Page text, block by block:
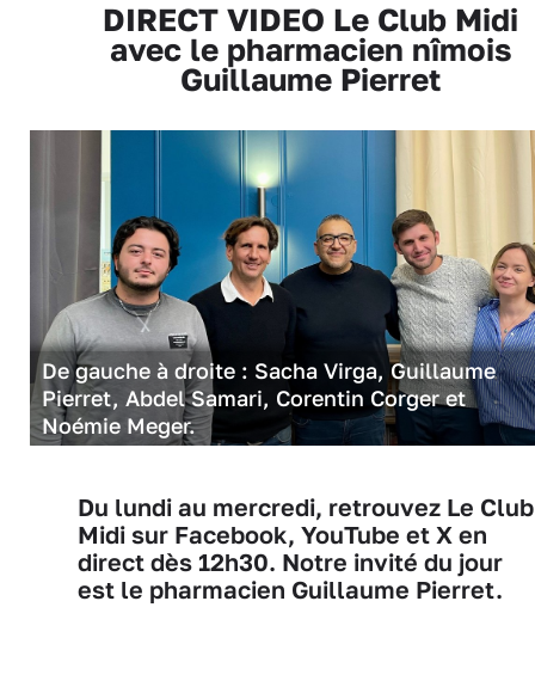
DIRECT VIDEO Le Club Midi
avec le pharmacien nîmois
Guillaume Pierret
De gauche à droite : Sacha Virga, Guillaume
Pierret, Abdel Samari, Corentin Corger et
Noémie Meger.
Du lundi au mercredi, retrouvez Le Club
Midi sur Facebook, YouTube et X en
direct dès 12h30. Notre invité du jour
est le pharmacien Guillaume Pierret.